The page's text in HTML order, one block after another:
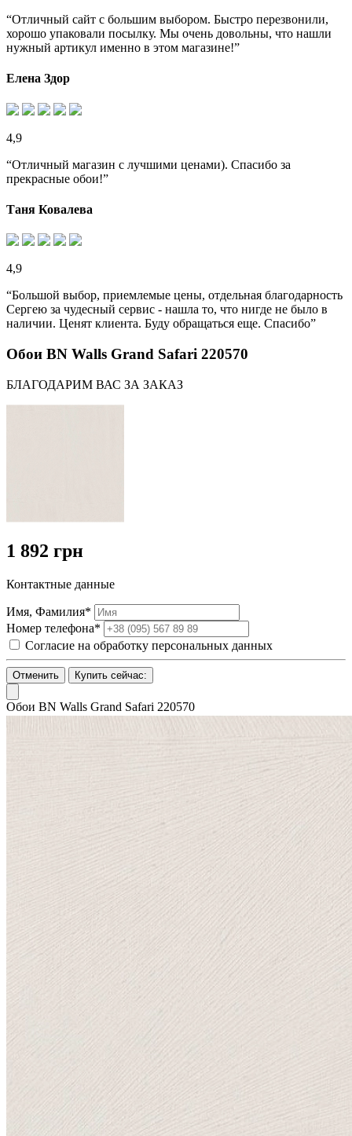
“Отличный сайт с большим выбором. Быстро перезвонили,
хорошо упаковали посылку. Мы очень довольны, что нашли
нужный артикул именно в этом магазине!”
Елена Здор
4,9
“Отличный магазин с лучшими ценами). Спасибо за
прекрасные обои!”
Таня Ковалева
4,9
“Большой выбор, приемлемые цены, отдельная благодарность
Сергею за чудесный сервис - нашла то, что нигде не было в
наличии. Ценят клиента. Буду обращаться еще. Спасибо”
Обои BN Walls Grand Safari 220570
БЛАГОДАРИМ ВАС ЗА ЗАКАЗ
1 892 грн
Контактные данные
Имя, Фамилия*
Номер телефона*
Согласие на обработку персональных данных
Отменить Купить сейчас:
Обои BN Walls Grand Safari 220570